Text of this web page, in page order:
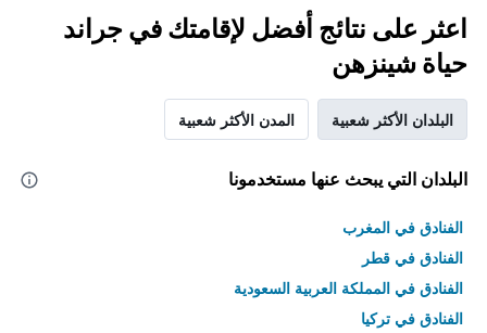
اعثر على نتائج أفضل لإقامتك في جراند
حياة شينزهن
البلدان الأكثر شعبية المدن الأكثر شعبية
البلدان التي يبحث عنها مستخدمونا
الفنادق في المغرب
الفنادق في قطر
الفنادق في المملكة العربية السعودية
الفنادق في تركيا